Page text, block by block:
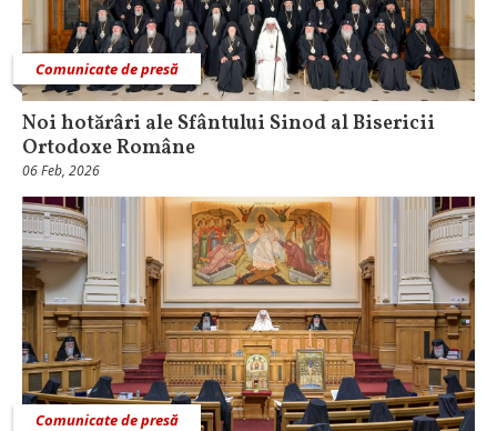
Comunicate de presă
Noi hotărâri ale Sfântului Sinod al Bisericii
Ortodoxe Române
06 Feb, 2026
Comunicate de presă